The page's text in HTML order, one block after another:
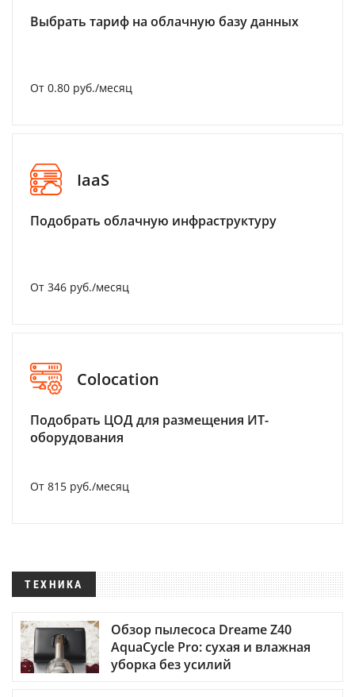
Выбрать тариф на облачную базу данных
От 0.80 руб./месяц
IaaS
Подобрать облачную инфраструктуру
От 346 руб./месяц
Colocation
Подобрать ЦОД для размещения ИТ-
оборудования
От 815 руб./месяц
ТЕХНИКА
Обзор пылесоса Dreame Z40
AquaCycle Pro: сухая и влажная
уборка без усилий